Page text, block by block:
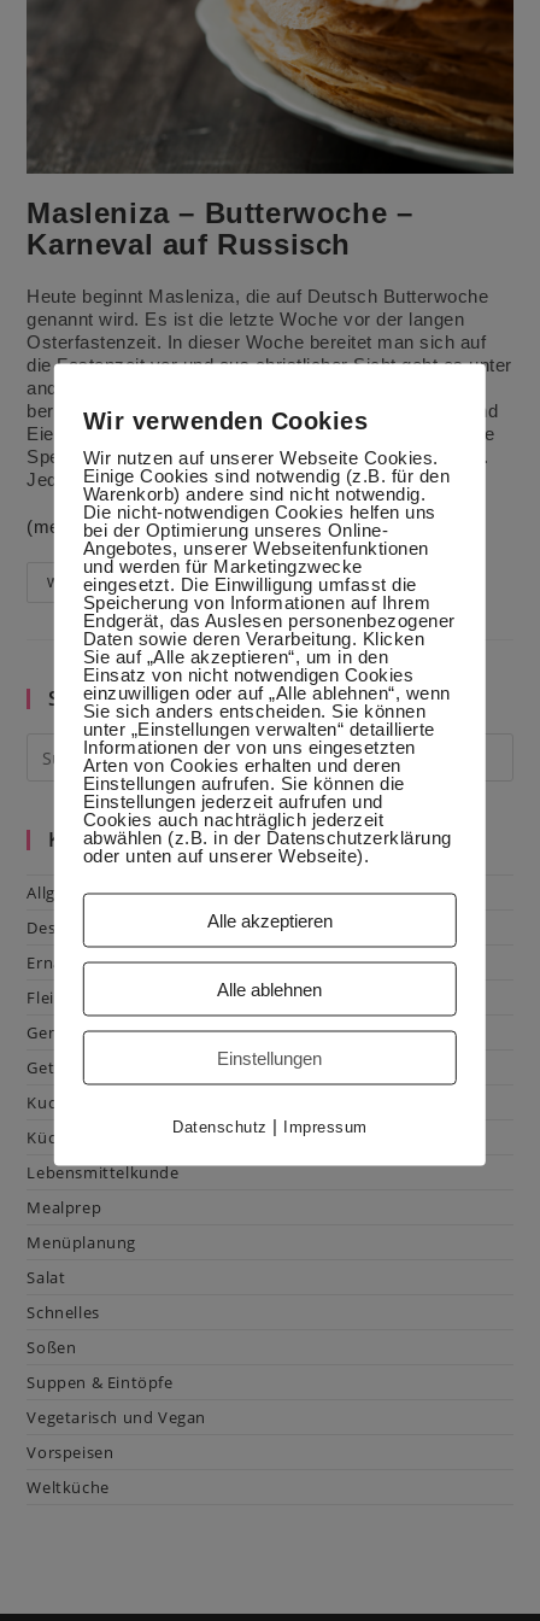
Masleniza – Butterwoche –
Karneval auf Russisch
Heute beginnt Masleniza, die auf Deutsch Butterwoche
genannt wird. Es ist die letzte Woche vor der langen
Osterfastenzeit. In dieser Woche bereitet man sich auf
die Fastenzeit vor und aus christlicher Sicht geht es unter
anderem um Versöhnung. Fleisch ist in der Woche
bereits verboten, aber man darf noch Milchprodukte und
Eier essen. Während dieser Woche war es üblich runde
Speisen zuzubereiten und sehr wichtig sind dabei Blini.
Jeder Tag der Woche war verplant.
(mehr …)
WeiterlesenMasleniza
–
Butterwoche
–
Karneval
Auf
Russisch
Suche im Blog
Kategorien
Allgemein
Dessert
Ernährung
Fleisch & Geflügel
Gemüse
Getränke
Kuchen & Gebäck
Küchenhacks
Lebensmittelkunde
Mealprep
Menüplanung
Salat
Schnelles
Soßen
Suppen & Eintöpfe
Vegetarisch und Vegan
Vorspeisen
Weltküche
Wir verwenden Cookies
Wir nutzen auf unserer Webseite Cookies.
Einige Cookies sind notwendig (z.B. für den
Warenkorb) andere sind nicht notwendig.
Die nicht-notwendigen Cookies helfen uns
bei der Optimierung unseres Online-
Angebotes, unserer Webseitenfunktionen
und werden für Marketingzwecke
eingesetzt. Die Einwilligung umfasst die
Speicherung von Informationen auf Ihrem
Endgerät, das Auslesen personenbezogener
Daten sowie deren Verarbeitung. Klicken
Sie auf „Alle akzeptieren“, um in den
Einsatz von nicht notwendigen Cookies
einzuwilligen oder auf „Alle ablehnen“, wenn
Sie sich anders entscheiden. Sie können
unter „Einstellungen verwalten“ detaillierte
Informationen der von uns eingesetzten
Arten von Cookies erhalten und deren
Einstellungen aufrufen. Sie können die
Einstellungen jederzeit aufrufen und
Cookies auch nachträglich jederzeit
abwählen (z.B. in der Datenschutzerklärung
oder unten auf unserer Webseite).
Alle akzeptieren
Alle ablehnen
Einstellungen
Datenschutz | Impressum